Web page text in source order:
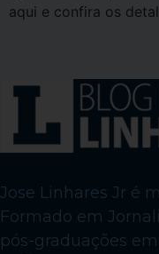
aqui e confira os
Jose Linhares Jr é
Formado em
pós-graduações